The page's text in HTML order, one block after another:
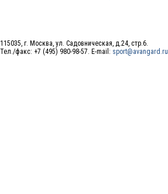
115035, г. Москва, ул. Садовническая, д.24, стр.6.
Тел./факс: +7 (495) 980-98-57. E-mail: sport@avangard.ru